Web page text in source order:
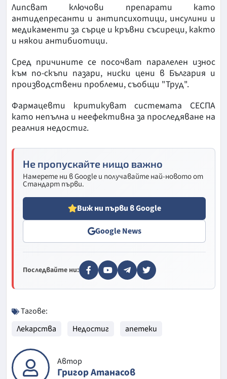
Липсват ключови препарати като
антидепресанти и антипсихотици, инсулини и
медикаменти за сърце и кръвни съсиреци, както
и някои антибиотици.
Сред причините се посочват паралелен износ
към по-скъпи пазари, ниски цени в България и
производствени проблеми, съобщи "Труд".
Фармацевти критикуват системата СЕСПА
като непълна и неефективна за проследяване на
реалния недостиг.
Не пропускайте нищо важно
Намерете ни в Google и получавайте най-новото от
Стандарт първи.
Виж ни първи в Google
Google News
Последвайте ни:
Тагове:
Лекарства
Недостиг апетеки
Автор
Григор Атанасов